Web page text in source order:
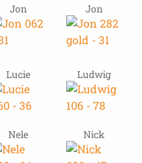
Jon Jon
Lucie Ludwig
Nele Nick